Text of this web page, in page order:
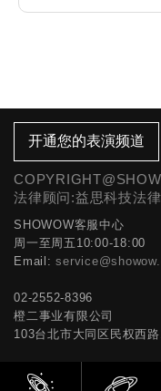
开通您的表演频道
法律顾问:益思科技法
SHOWOW客服中心
周一至周五10:00-18:00
Email:
02-2552-8396
橙二事业有限公司
103台北市大同区民权西